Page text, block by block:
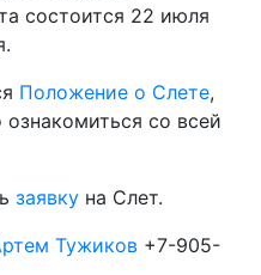
состоится 22 июля
Положение о Слете,
со всей
заявку на Слет.
Тужиков +7-905-